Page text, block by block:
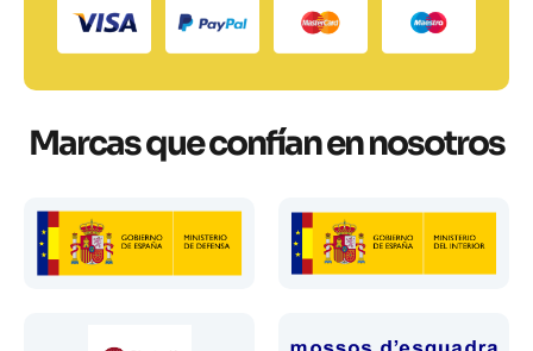
Marcas que confían en nosotros